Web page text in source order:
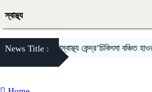
স্বাস্থ্য
News Title :
‘হাকালুকি উপস্বাস্থ্য কেন্দ্র’চিকিৎসা বঞ্চিত হাওর